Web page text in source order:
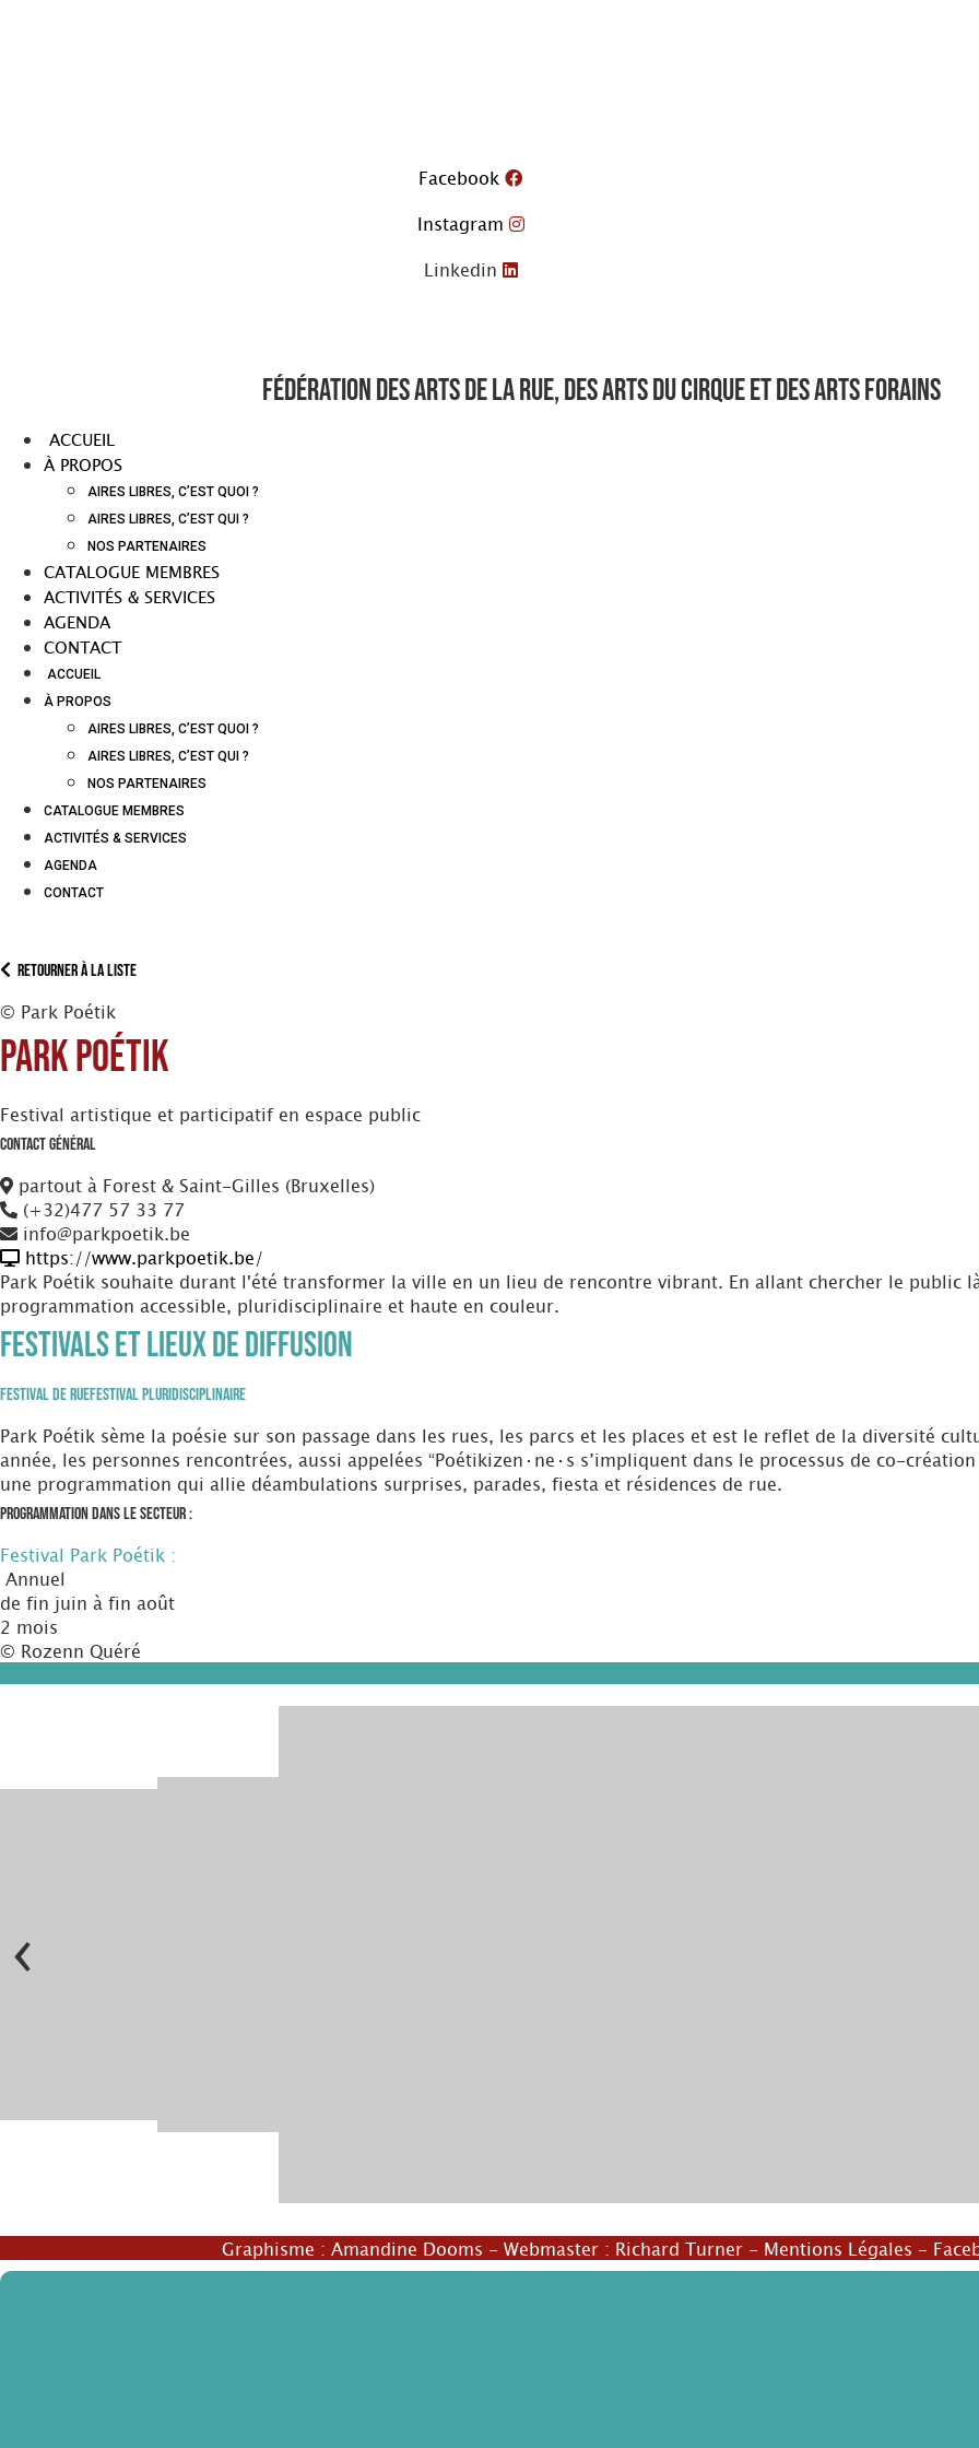
Facebook
Instagram
Linkedin
Fédération des arts de la rue, des arts du cirque et des arts forains
ACCUEIL
À PROPOS
AIRES LIBRES, C’EST QUOI ?
AIRES LIBRES, C’EST QUI ?
NOS PARTENAIRES
CATALOGUE MEMBRES
ACTIVITÉS & SERVICES
AGENDA
CONTACT
ACCUEIL
À PROPOS
AIRES LIBRES, C’EST QUOI ?
AIRES LIBRES, C’EST QUI ?
NOS PARTENAIRES
CATALOGUE MEMBRES
ACTIVITÉS & SERVICES
AGENDA
CONTACT
Retourner à la liste
© Park Poétik
Park Poétik
Festival artistique et participatif en espace public
Contact Général
partout à Forest & Saint-Gilles (Bruxelles)
(+32)477 57 33 77
info@parkpoetik.be
https://www.parkpoetik.be/
Park Poétik souhaite durant l'été transformer la ville en un lieu de rencontre vibrant. En allant chercher le public
programmation accessible, pluridisciplinaire et haute en couleur.
Festivals et Lieux de diffusion
Festival de RueFestival Pluridisciplinaire
Park Poétik sème la poésie sur son passage dans les rues, les parcs et les places et est le reflet de la diversité
année, les personnes rencontrées, aussi appelées “Poétikizen·ne·s s’impliquent dans le processus de co-
une programmation qui allie déambulations surprises, parades, fiesta et résidences de rue.
Programmation dans le secteur :
Festival Park Poétik :
Annuel
de fin juin à fin août
2 mois
© Rozenn Quéré
© Park Poétik
‹
Graphisme : Amandine Dooms - Webmaster : Richard Turner - Mentions Légales -